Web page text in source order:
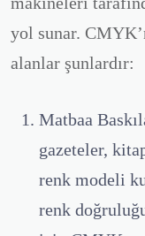
yol sunar.
alanlar şunlardır:
Matbaa
gazeteler,
renk modeli
renk